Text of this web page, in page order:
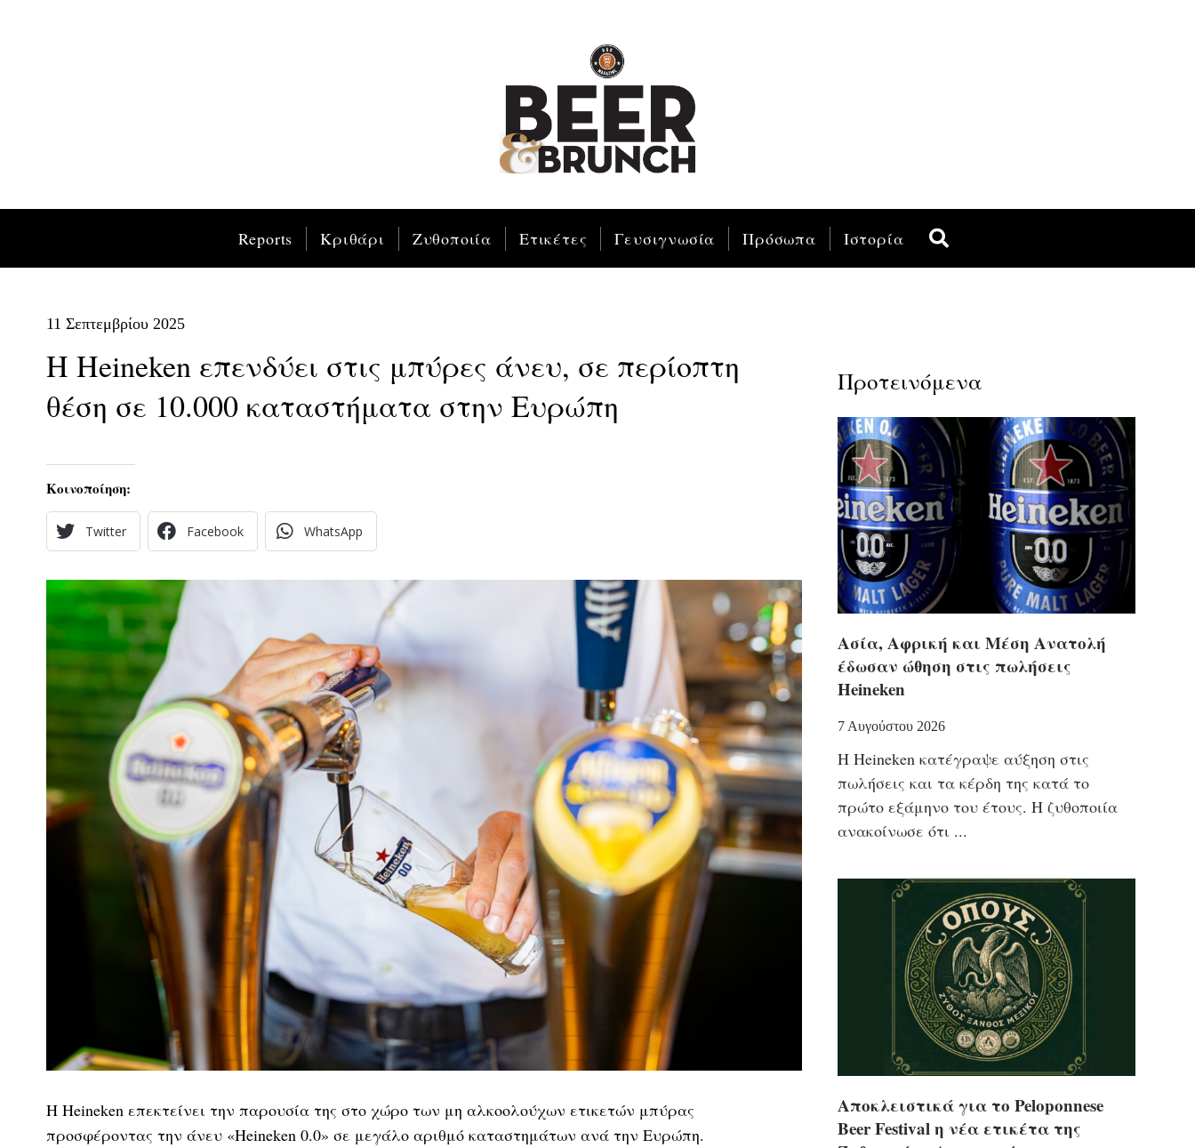
Reports Κριθάρι Ζυθοποιία Ετικέτες Γευσιγνωσία Πρόσωπα Ιστορία
11 Σεπτεμβρίου 2025
Η Heineken επενδύει στις μπύρες άνευ, σε περίοπτη
θέση σε 10.000 καταστήματα στην Ευρώπη
Κοινοποίηση:
Twitter Facebook WhatsApp
Η Heineken επεκτείνει την παρουσία της στο χώρο των μη αλκοολούχων ετικετών μπύρας
προσφέροντας την άνευ «Heineken 0.0» σε μεγάλο αριθμό καταστημάτων ανά την Ευρώπη.
Προτεινόμενα
Ασία, Αφρική και Μέση Ανατολή
έδωσαν ώθηση στις πωλήσεις
Heineken
7 Αυγούστου 2026
Η Heineken κατέγραψε αύξηση στις
πωλήσεις και τα κέρδη της κατά το
πρώτο εξάμηνο του έτους. Η ζυθοποιία
ανακοίνωσε ότι
Αποκλειστικά για το Peloponnese
Beer Festival η νέα ετικέτα της